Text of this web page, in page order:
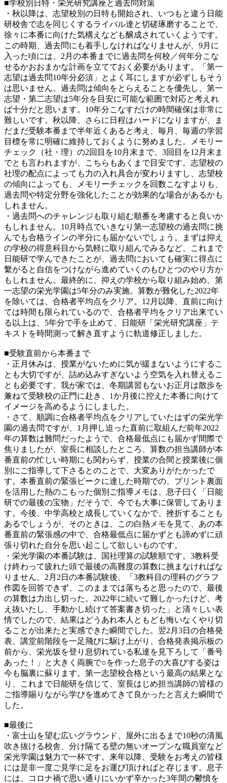
■学校別日特・栄光研究講座と過去問対策
・秋以降は、志望校別の日特も開始され、いつもと違う日能
研校舎で志を同じくするライバル達と切磋琢磨することで、
徐々に本番に向けた気構えなども醸成されていくようです。
この時期、過去問にも着手しなければなりませんが、9月に
入った頃には、2月の本番までに過去問を何校／何年分こな
せるかおおまかな計画を立てておく必要があります。「第一
志望は過去問10年分必須」とよく耳にしますが必ずしもそう
は思いません。過去問は傾向をとらえることを優先し、第一
志望・第二志望は5年分を目安に可能な範囲で対応と考えれ
ば十分だと思います。10年分こなすだけの時間確保は非常に
難しいです。秋以降、さらに日程はハードになりますが、ま
だまだ受験本番まで半年近くあると考え、毎月、毎週の学習
目標を常に明確に維持しておくように努めました。メモリー
チェック（社・理）の2回目を10月末まで、3回目を12月末ま
でとも言われますが、こちらもあくまで目安です。志望校の
社理の配点によっても力の入れ具合が変わりますし、志望校
の傾向によっても、メモリーチェックを回数こなすよりも、
過去問や特定分野を強化したことが効果的な場合があるかも
しれません。
・過去問へのチャレンジも取り組む順番を考慮すると良いか
もしれません。10月時点でいきなり第一志望校の過去問に挑
んでも合格ラインの半分にも届かないでしょう。まずは抑え
の学校の得意科目から気軽に取り組んでみるなど、これまで
日能研で学んできたことが、過去問においても確実に得点に
繫がると自信をつけながら進めていくのもひとつのやり方か
もしれません。最終的に、抑えの学校から取り組み始め、第
一志望の栄光学園は5年分のみ実施。算数が難化した2022年
を除いては、合格者平均点をクリア。12月以降、直前に向け
ては時間も限られているので、合格者平均をクリア出来てい
る以上は、5年分で手を止めて、日能研「栄光研究講座」テ
キストを時間測って解き直すように軌道修正しました。
■受験直前から本番まで
・正月休みは、授業がないために気が緩まないようにするこ
とも大切ですが、詰め込みすぎないよう空気を入れ替えるこ
とも必要です。我が家では、冬期講習もないお正月は散歩を
兼ねて受験校の正門に赴き、1か月後に控えた本番に向けて
イメージを高めるようにしました。
・さて、順調に合格者平均点をクリアしていたはずの栄光学
園の過去問ですが、1月押し迫った直前に取組んだ前年2022
年の算数は難問だったようで、合格最低点にも届かず間際で
焦りましたが、室長に相談したところ、算数の担当講師が本
番直前の忙しい時期にも関わらず、授業の合間と授業後に個
別にご指導して下さるとのことで、大変ありがたかったで
す。本番直前の緊張ピークに達した時期での、プリント裏面
を活用した熱のこもった個別ご指導メモは、息子曰く「日能
研での最後の宝物」だそうで、今でも大事に保管してありま
す。今後、中学高校と成長していくなかで、挫折することも
あるでしょうが、そのときは、この白熱メモを見て、あの本
番直前の緊張感の中で、合格最低点に届かずとも諦めずに頑
張り切れた自分を思い起こして欲しいものです。
・栄光学園の本番試験は、国社理算の試験順です。3教科受
け終わって疲れた頭で最後の高難度の算数に挑まなければな
りません。2月2日の本番試験後、「3教科目の理科のグラフ
作図を回答できず、このままでは落ちると思ったので、最後
の算数は力出し切った。2022年に続いて難しかったけど、考
え抜いたし、手動かし続けて答案書き切った」と清々しい表
情でしたので、結果はどうあれ本人ともども悔いなくやり切
ることが出来たと実感できた瞬間でした。翌2月3日の合格発
表、講堂前階段を一足飛びに駆け上がり、合格発表掲示板の
前から、栄光坂を登り息切れている私達を見下ろして「番号
あった！」と大きく両腕で○を作った息子の大喜びする姿は
今も脳裏に蘇ります。第一志望校合格という最高の結果とな
り、これまで日能研を信じて、室長はじめ担当講師の皆様の
ご指導賜りながら学びを進めてきて良かったと言えた瞬間で
した。
■最後に
・富士山を望む広いグラウンド、屋外に出るまで10秒の清風
吹き抜ける校舎、分け隔てる壁の無いオープンな職員室など
栄光学園は魅力で一杯です。来年以降、受験をお考えの皆様
には是非一度ご見学に足をお運び頂ければと存じます。息子
には、コロナ禍で思い通りにいかず辛かった3年間の鬱憤を